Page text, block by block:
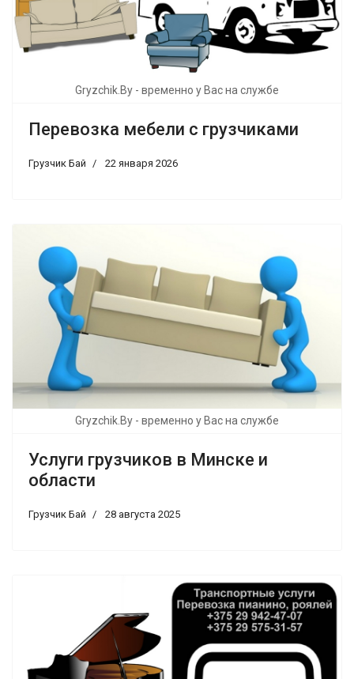
Gryzchik.By - временно у Вас на службе
Перевозка мебели с грузчиками
Грузчик Бай 22 января 2026
Gryzchik.By - временно у Вас на службе
Услуги грузчиков в Минске и
области
Грузчик Бай 28 августа 2025